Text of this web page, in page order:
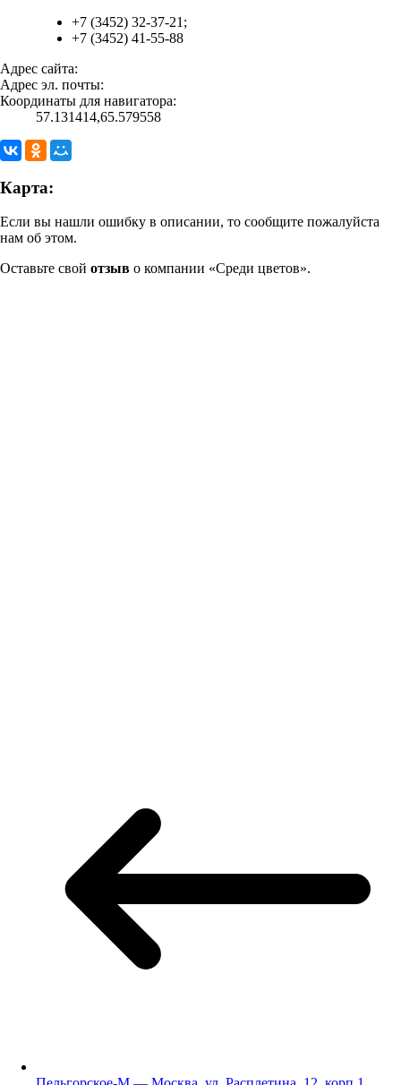
+7 (3452) 32-37-21;
+7 (3452) 41-55-88
Адрес сайта:
Адрес эл. почты:
Координаты для навигатора:
57.131414,65.579558
Карта:
Если вы нашли ошибку в описании, то сообщите пожалуйста
нам об этом.
Оставьте свой отзыв о компании «Среди цветов».